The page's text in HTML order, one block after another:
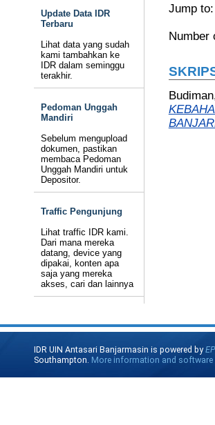
Update Data IDR
Terbaru
Lihat data yang sudah
kami tambahkan ke
IDR dalam seminggu
terakhir.
Pedoman Unggah
Mandiri
Sebelum mengupload
dokumen, pastikan
membaca Pedoman
Unggah Mandiri untuk
Depositor.
Traffic Pengunjung
Lihat traffic IDR kami.
Dari mana mereka
datang, device yang
dipakai, konten apa
saja yang mereka
akses, cari dan lainnya
Jump to:
Number
IDR UIN Antasari Banjarmasin is powered by
Southampton. More information and software